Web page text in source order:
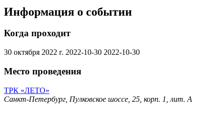
Информация о событии
Когда проходит
30 октября 2022 г. 2022-10-30 2022-10-30
Место проведения
ТРК «ЛЕТО»
Санкт-Петербург, Пулковское шоссе, 25, корп. 1, лит. А